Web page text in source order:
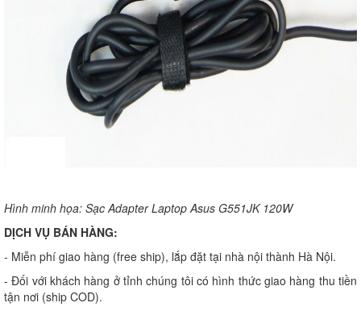
Hình minh họa: Sạc Adapter Laptop Asus G551JK 120W
DỊCH VỤ BÁN HÀNG:
- Miễn phí giao hàng (free ship), lắp đặt tại nhà nội thành Hà Nội.
- Đối với khách hàng ở tỉnh chúng tôi có hình thức giao hàng thu tiền
tận nơi (ship COD).